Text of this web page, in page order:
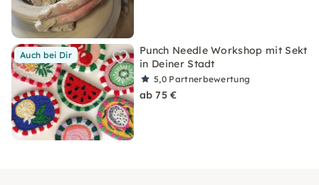
Auch bei Dir
Punch Needle Workshop mit Sekt
in Deiner Stadt
5,0 Partnerbewertung
ab 75 €